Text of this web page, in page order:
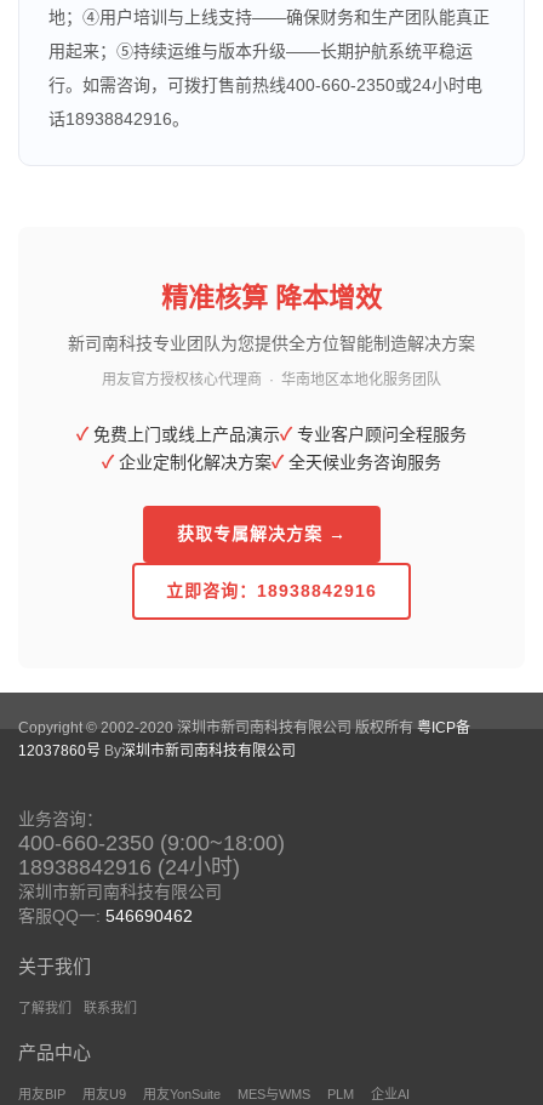
地；④用户培训与上线支持——确保财务和生产团队能真正
用起来；⑤持续运维与版本升级——长期护航系统平稳运
行。如需咨询，可拨打售前热线400-660-2350或24小时电
话18938842916。
精准核算 降本增效
新司南科技专业团队为您提供全方位智能制造解决方案
用友官方授权核心代理商 · 华南地区本地化服务团队
✓ 免费上门或线上产品演示✓ 专业客户顾问全程服务
✓ 企业定制化解决方案✓ 全天候业务咨询服务
获取专属解决方案 →
立即咨询：18938842916
Copyright © 2002-2020 深圳市新司南科技有限公司 版权所有 粤ICP备
12037860号 By深圳市新司南科技有限公司
业务咨询：
400-660-2350 (9:00~18:00)
18938842916 (24小时)
深圳市新司南科技有限公司
客服QQ一: 546690462
关于我们
了解我们 联系我们
产品中心
用友BIP 用友U9 用友YonSuite MES与WMS PLM 企业AI